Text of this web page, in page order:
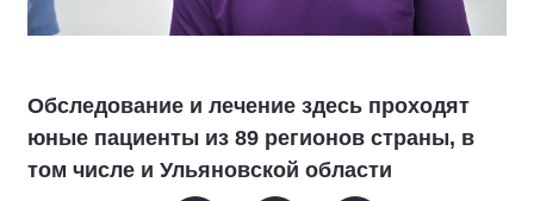
Обследование и лечение здесь проходят
юные пациенты из 89 регионов страны, в
том числе и Ульяновской области